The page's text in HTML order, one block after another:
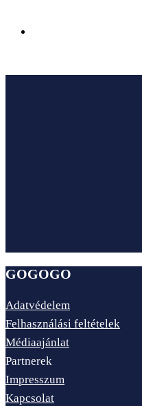
GOGOGO
Adatvédelem
Felhasználási feltételek
Médiaajánlat
Partnerek
Impresszum
Kapcsolat